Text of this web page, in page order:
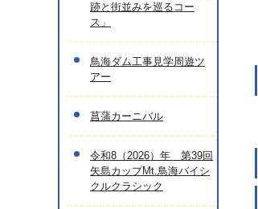
跡と街並みを巡るコー
ス」
鳥海ダム工事見学周遊ツ
アー
菖蒲カーニバル
令和8（2026）年 第39回
矢島カップMt.鳥海バイシ
クルクラシック